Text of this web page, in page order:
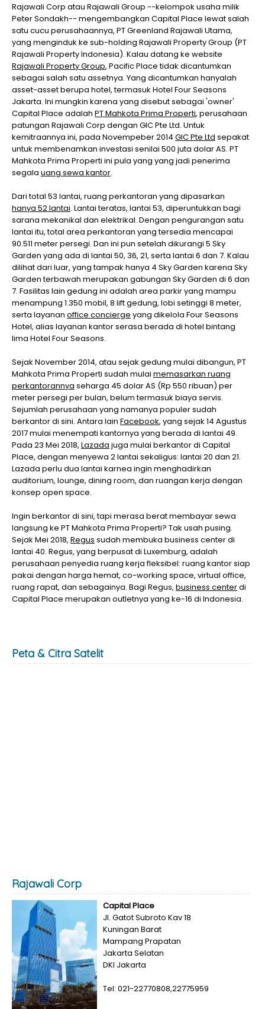
Rajawali Corp atau Rajawali Group --kelompok usaha milik
Peter Sondakh-- mengembangkan Capital Place lewat salah
satu cucu perusahaannya, PT Greenland Rajawali Utama,
yang menginduk ke sub-holding Rajawali Property Group (PT
Rajawali Property Indonesia). Kalau datang ke website
Rajawali Property Group, Pacific Place tidak dicantumkan
sebagai salah satu assetnya. Yang dicantumkan hanyalah
asset-asset berupa hotel, termasuk Hotel Four Seasons
Jakarta. Ini mungkin karena yang disebut sebagai 'owner'
Capital Place adalah PT Mahkota Prima Properti, perusahaan
patungan Rajawali Corp dengan GIC Pte Ltd. Untuk
kemitraannya ini, pada Novempeber 2014 GIC Pte Ltd sepakat
untuk membenamkan investasi senilai 500 juta dolar AS. PT
Mahkota Prima Properti ini pula yang yang jadi penerima
segala uang sewa kantor.
Dari total 53 lantai, ruang perkantoran yang dipasarkan
hanya 52 lantai. Lantai teratas, lantai 53, diperuntukkan bagi
sarana mekanikal dan elektrikal. Dengan pengurangan satu
lantai itu, total area perkantoran yang tersedia mencapai
90.511 meter persegi. Dan ini pun setelah dikurangi 5 Sky
Garden yang ada di lantai 50, 36, 21, serta lantai 6 dan 7. Kalau
dilihat dari luar, yang tampak hanya 4 Sky Garden karena Sky
Garden terbawah merupakan gabungan Sky Garden di 6 dan
7. Fasilitas lain gedung ini adalah area parkir yang mampu
menampung 1.350 mobil, 8 lift gedung, lobi setinggi 8 meter,
serta layanan office concierge yang dikelola Four Seasons
Hotel, alias layanan kantor serasa berada di hotel bintang
lima Hotel Four Seasons.
Sejak November 2014, atau sejak gedung mulai dibangun, PT
Mahkota Prima Properti sudah mulai memasarkan ruang
perkantorannya seharga 45 dolar AS (Rp 550 ribuan) per
meter persegi per bulan, belum termasuk biaya servis.
Sejumlah perusahaan yang namanya populer sudah
berkantor di sini. Antara lain Facebook, yang sejak 14 Agustus
2017 mulai menempati kantornya yang berada di lantai 49.
Pada 23 Mei 2018, Lazada juga mulai berkantor di Capital
Place, dengan menyewa 2 lantai sekaligus: lantai 20 dan 21.
Lazada perlu dua lantai karnea ingin menghadirkan
auditorium, lounge, dining room, dan ruangan kerja dengan
konsep open space.
Ingin berkantor di sini, tapi merasa berat membayar sewa
langsung ke PT Mahkota Prima Properti? Tak usah pusing.
Sejak Mei 2018, Regus sudah membuka business center di
lantai 40. Regus, yang berpusat di Luxemburg, adalah
perusahaan penyedia ruang kerja fleksibel: ruang kantor siap
pakai dengan harga hemat, co-working space, virtual office,
ruang rapat, dan sebagainya. Bagi Regus, business centerdi
Capital Place merupakan outletnya yang ke-16 di Indonesia.
Peta & Citra Satelit
Rajawali Corp
Capital Place
Jl. Gatot Subroto Kav 18
Kuningan Barat
Mampang Prapatan
Jakarta Selatan
DKI Jakarta
Tel: 021-22770808,22775959